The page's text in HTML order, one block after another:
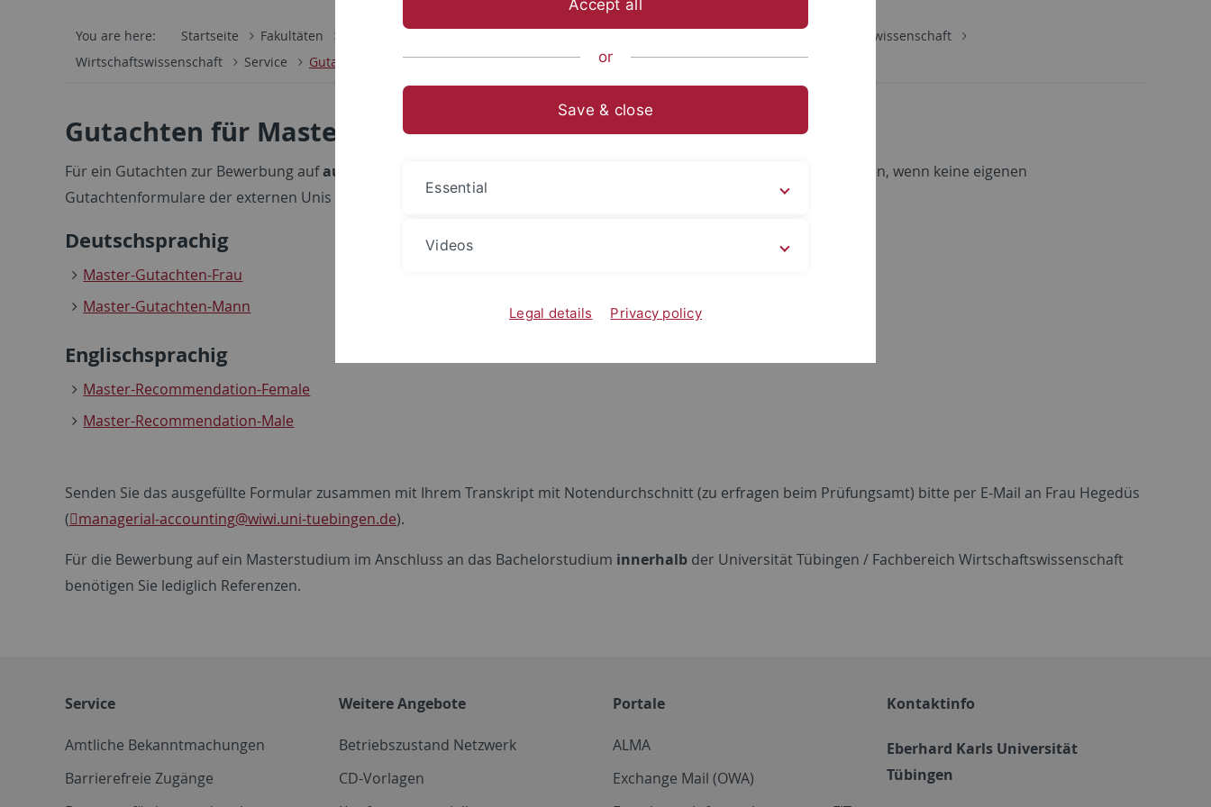
You are here: Startseite Fakultäten
Fachbereich Wirtschaftswissenschaft
Wirtschaftswissenschaft
Service Gutachten für Masterstudiengänge
Gutachten für Masterstudiengänge
Für ein Gutachten zur Bewerbung aufauswärtige
folgende Vorlagen, wenn keine eigenen
Gutachtenformulare der externen Unis vorliegen:
Deutschsprachig
Master-Gutachten-Frau
Master-Gutachten-Mann
Englischsprachig
Master-Recommendation-Female
Master-Recommendation-Male
Senden Sie das ausgefüllte Formular zusammen mit Ihrem Transkript mit Notendurchschnitt (zu erfragen beim Prüfungsamt) bitte per E-Mail an Frau Hegedüs
( managerial-accounting@wiwi.uni-tuebingen.de).
Für die Bewerbung auf ein Masterstudium im Anschluss an das Bachelorstudium innerhalb der Universität Tübingen / Fachbereich Wirtschaftswissenschaft
benötigen Sie lediglich Referenzen.
Service
Amtliche Bekanntmachungen
Barrierefreie Zugänge
Weitere Angebote
Betriebszustand Netzwerk
CD-Vorlagen
Portale
ALMA
Exchange Mail (OWA)
Kontaktinfo
Eberhard Karls Universität
Tübingen
Accept all
or
Save & close
Essential
Videos
Legal details Privacy policy